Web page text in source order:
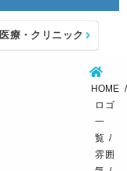
医療・クリニック
HOME
ロゴ
一
覧
雰囲